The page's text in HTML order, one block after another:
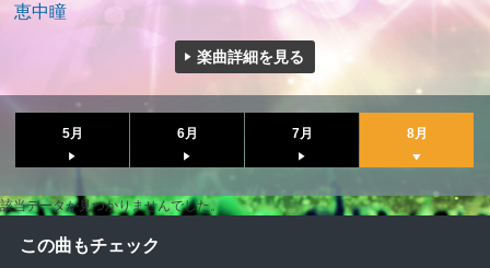
恵中瞳
楽曲詳細を見る
5月 6月 7月 8月
該当データが見つかりませんでした。
この曲もチェック